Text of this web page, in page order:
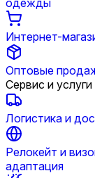
одежды
Интернет-
Оптовые
Сервис и услуги
Логистика и
Релокейт и
адаптация